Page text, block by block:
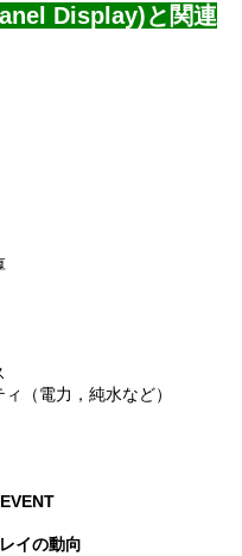
Display)と関連
力，純水など）
イの動向